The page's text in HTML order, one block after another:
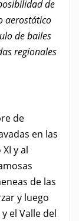
de
aerostático
de bailes
regionales
de
en las
y al
de las
y luego
el Valle del